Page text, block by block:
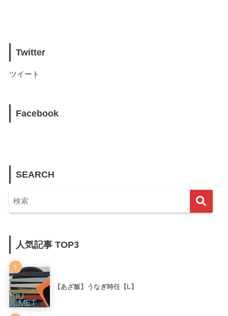
Twitter
ツイート
Facebook
SEARCH
人気記事 TOP3
1
【あざ飯】うなぎ時任【L】